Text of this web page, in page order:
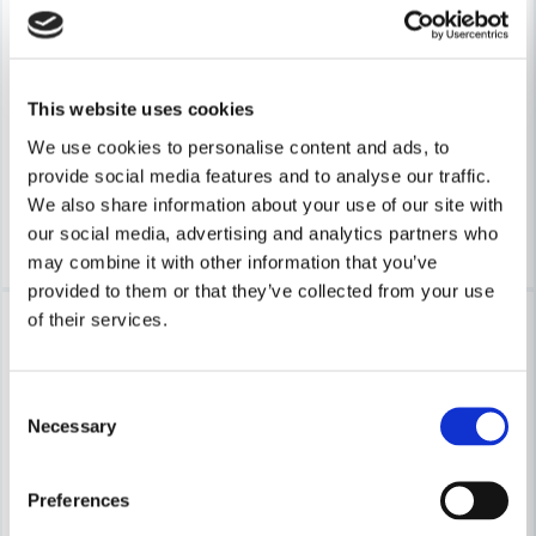
This website uses cookies
We use cookies to personalise content and ads, to
provide social media features and to analyse our traffic.
We also share information about your use of our site with
our social media, advertising and analytics partners who
may combine it with other information that you’ve
provided to them or that they’ve collected from your use
of their services.
Selection
Necessary
Preferences
4 840 kr
4 340 kr
Köp
DEWALT POWERTOOLS
10 298 kr
Leveranstid ifrån leverantör ca
7-10 arbetsdagar
Köp
-11%